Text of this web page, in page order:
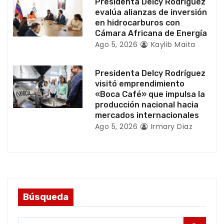
a
d
s
evalúa alianzas de inversión
en hidrocarburos con
Cámara Africana de Energía
Ago 5, 2026 Kaylib Maita
Presidenta Delcy Rodríguez
visitó emprendimiento
«Boca Café» que impulsa la
producción nacional hacia
mercados internacionales
Ago 5, 2026 Irmary Diaz
Búsqueda